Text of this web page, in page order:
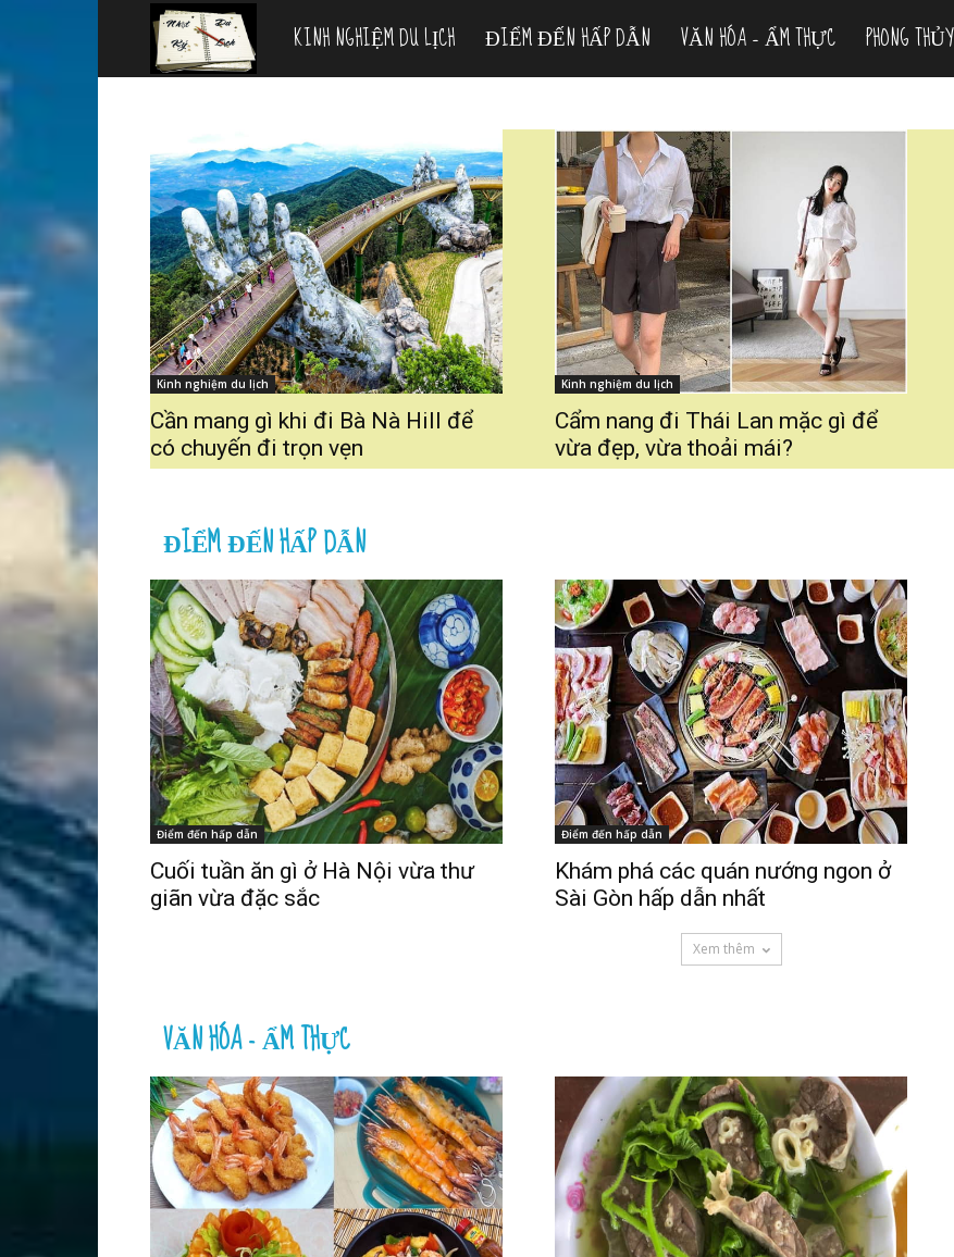
Nhật
du
lịch
KINH NGHIỆM DU LỊCH ĐIỂM ĐẾN HẤP DẪN VĂN HÓA – ẨM THỰC PHONG THỦY
Kinh nghiệm du lịch
Cần mang gì khi đi Bà Nà Hill để
có chuyến đi trọn vẹn
Kinh nghiệm du lịch
Cẩm nang đi Thái Lan mặc gì để
vừa đẹp, vừa thoải mái?
ĐIỂM ĐẾN HẤP DẪN
Điểm đến hấp dẫn
Cuối tuần ăn gì ở Hà Nội vừa thư
giãn vừa đặc sắc
Điểm đến hấp dẫn
Khám phá các quán nướng ngon ở
Sài Gòn hấp dẫn nhất
Xem thêm
VĂN HÓA - ẨM THỰC